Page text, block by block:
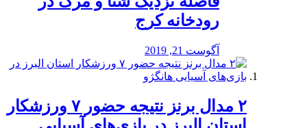
رودخانه کرج
آگوست 21, 2019
۲ مدال برنز نتیجه حضور ۷ ورزشکار